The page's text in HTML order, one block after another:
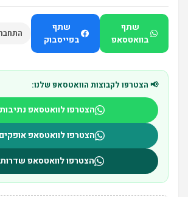
שתף
בוואטסאפ
שתף
בפייסבוק
📢 הצטרפו לקבוצות הוואטסאפ שלנו:
הצטרפו לוואטסאפ נתיבות
הצטרפו לוואטסאפ אופקים
הצטרפו לוואטסאפ שדרות